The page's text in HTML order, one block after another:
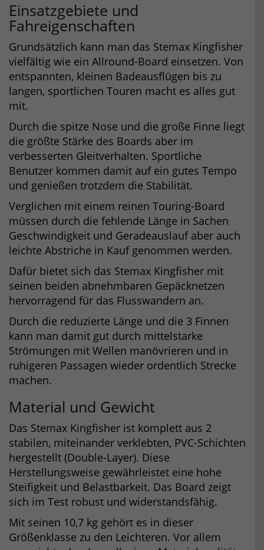
Einsatzgebiete und
Fahreigenschaften
Grundsätzlich kann man das Stemax Kingfisher
vielfältig wie ein Allround-Board einsetzen. Von
entspannten, kleinen Badeausflügen bis zu
langen, sportlichen Touren macht es alles gut
mit.
Durch die spitze Nose und die große Finne liegt
die größte Stärke des Boards aber im
verbesserten Gleitverhalten. Sportliche
Benutzer kommen damit auf ein gutes Tempo
und genießen trotzdem die Stabilität.
Verglichen mit einem reinen Touring-Board
müssen durch die fehlende Länge in Sachen
Geschwindigkeit und Geradeauslauf aber auch
leichte Abstriche in Kauf genommen werden.
Dafür bietet sich das Stemax Kingfisher mit
seinen beiden abnehmbaren Gepäcknetzen
hervorragend für das Flusswandern an.
Durch die reduzierte Länge und die 3 Finnen
kann man damit gut durch mittelstarke
Strömungen mit Wellen manövrieren und in
ruhigeren Passagen wieder ordentlich Strecke
machen.
Material und Gewicht
Das Stemax Kingfisher ist komplett aus 2
stabilen, miteinander verklebten, PVC-Schichten
hergestellt (Double-Layer). Diese
Herstellungsweise gewährleistet eine hohe
Steifigkeit und Belastbarkeit. Das Board zeigt
sich im Test robust und widerstandsfähig.
Mit seinen 10,7 kg gehört es in dieser
Größenklasse zu den Leichteren. Vor allem